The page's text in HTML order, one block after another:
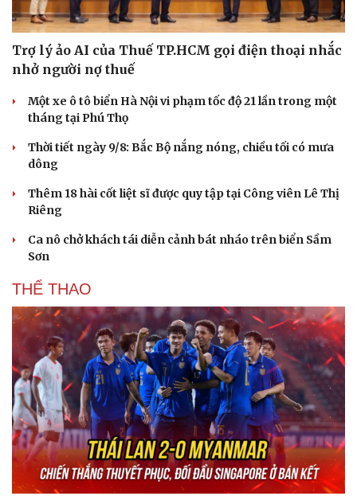
Văn hóa
Văn học
Âm nhạc
Giải trí
Thời trang
Trợ lý ảo AI của Thuế TP.HCM gọi điện thoại nhắc
nhở người nợ thuế
Một xe ô tô biển Hà Nội vi phạm tốc độ 21 lần trong một
tháng tại Phú Thọ
Thời tiết ngày 9/8: Bắc Bộ nắng nóng, chiều tối có mưa
dông
Thêm 18 hài cốt liệt sĩ được quy tập tại Công viên Lê Thị
Riêng
Ca nô chở khách tái diễn cảnh bát nháo trên biển Sầm
Sơn
THỂ THAO